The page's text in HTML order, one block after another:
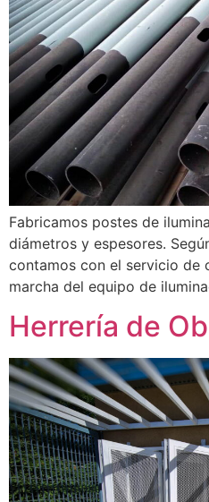
Fabricamos postes de
diámetros y espesores.
contamos con el servicio de
marcha del equipo de
Herrería de